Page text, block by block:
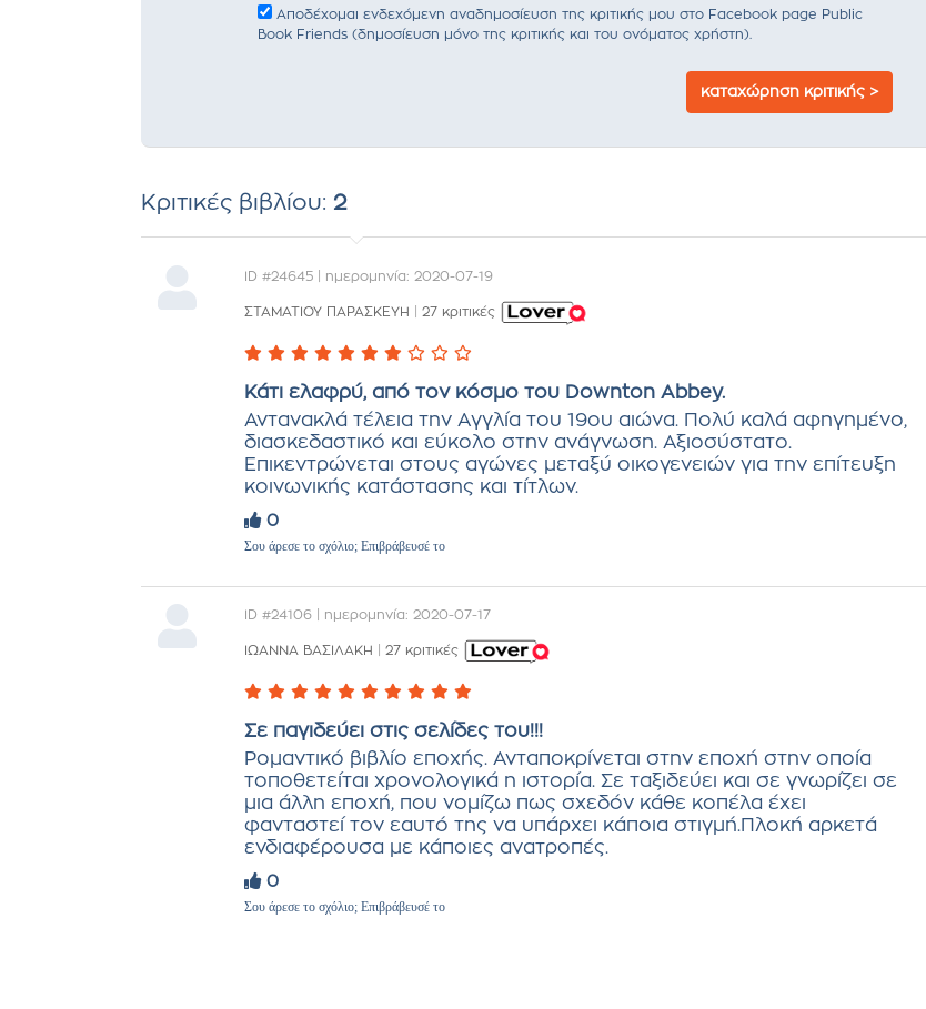
Αποδέχομαι ενδεχόμενη αναδημοσίευση της κριτικής μου στο Facebook page Public
Book Friends (δημοσίευση μόνο της κριτικής και του ονόματος χρήστη).
καταχώρηση κριτικής >
Κριτικές βιβλίου: 2
ID #24645 | ημερομηνία: 2020-07-19
ΣΤΑΜΑΤΙΟΥ ΠΑΡΑΣΚΕΥΗ 27 κριτικές
Κάτι ελαφρύ, από τον κόσμο του Downton Abbey.
Αντανακλά τέλεια την Αγγλία του 19ου αιώνα. Πολύ καλά αφηγημένο,
διασκεδαστικό και εύκολο στην ανάγνωση. Αξιοσύστατο.
Επικεντρώνεται στους αγώνες μεταξύ οικογενειών για την επίτευξη
κοινωνικής κατάστασης και τίτλων.
0
Σου άρεσε το σχόλιο; Επιβράβευσέ το
ID #24106 | ημερομηνία: 2020-07-17
ΙΩΑΝΝΑ ΒΑΣΙΛΑΚΗ 27 κριτικές
Σε παγιδεύει στις σελίδες του!!!
Ρομαντικό βιβλίο εποχής. Ανταποκρίνεται στην εποχή στην οποία
τοποθετείται χρονολογικά η ιστορία. Σε ταξιδεύει και σε γνωρίζει σε
μια άλλη εποχή, που νομίζω πως σχεδόν κάθε κοπέλα έχει
φανταστεί τον εαυτό της να υπάρχει κάποια στιγμή.Πλοκή αρκετά
ενδιαφέρουσα με κάποιες ανατροπές.
0
Σου άρεσε το σχόλιο; Επιβράβευσέ το